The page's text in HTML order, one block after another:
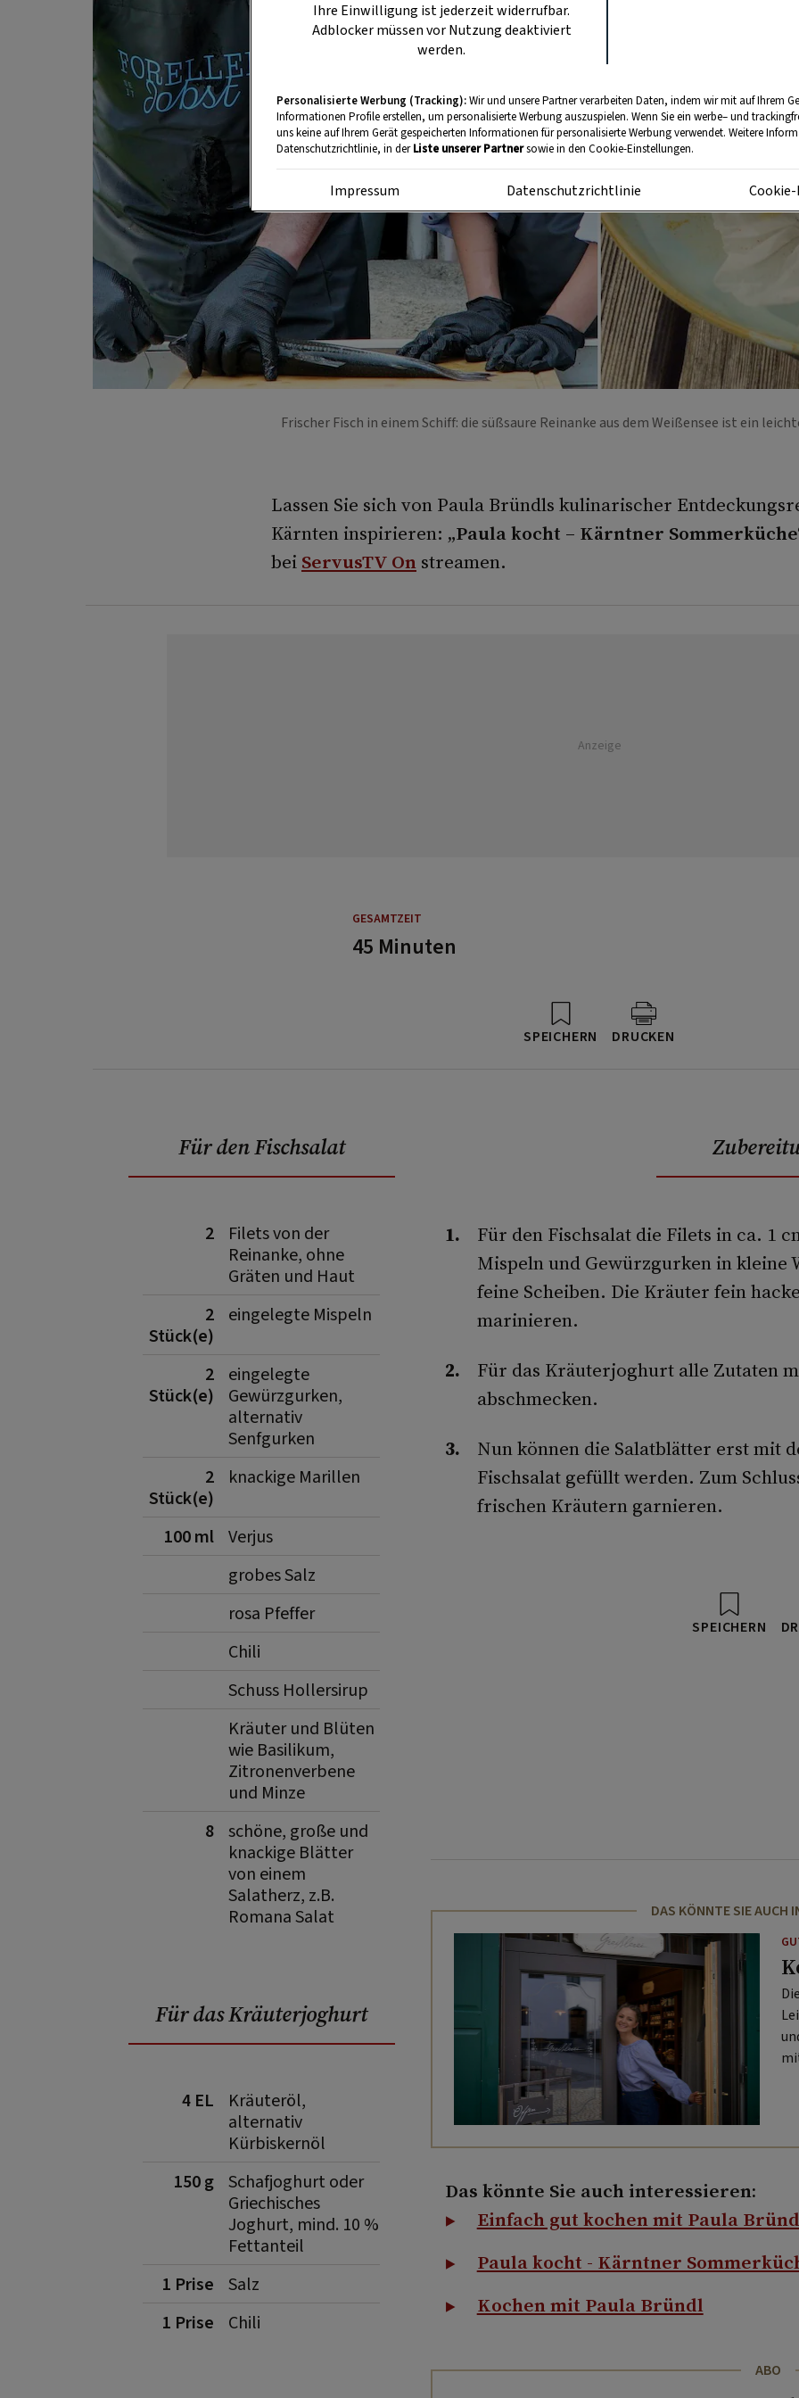
Frischer Fisch in einem Schiff: die süßsaure Reinanke aus dem Weißensee ist ein
Lassen Sie sich von Paula Bründls kulinarischer
Kärnten inspirieren: „Paula kocht – Kärntner
bei ServusTV On streamen.
Anzeige
GESAMTZEIT
45 Minuten
SPEICHERN DRUCKEN
Für den Fischsalat
2
Filets von der
Reinanke, ohne
Gräten und Haut
2
Stück(e)
eingelegte Mispeln
2
Stück(e)
eingelegte
Gewürzgurken,
alternativ
Senfgurken
2
Stück(e)
knackige Marillen
100 ml Verjus
grobes Salz
rosa Pfeffer
Chili
Schuss Hollersirup
Kräuter und Blüten
wie Basilikum,
Zitronenverbene
und Minze
8 schöne, große und
knackige Blätter
von einem
Salatherz, z.B.
Romana Salat
Für das Kräuterjoghurt
4 EL
Kräuteröl,
alternativ
Kürbiskernöl
150 g Schafjoghurt oder
Griechisches
Joghurt, mind. 10 %
Fettanteil
1 Prise
Salz
1 Prise
Chili
Für den Fischsalat die Filets in ca. 1
Mispeln und Gewürzgurken in
feine Scheiben. Die Kräuter fein
marinieren.
Für das Kräuterjoghurt alle Zutaten
abschmecken.
Nun können die Salatblätter erst mit
Fischsalat gefüllt werden. Zum
frischen Kräutern garnieren.
SPEICHERN
DAS KÖNNTE SIE AUCH
Das könnte Sie auch interessieren:
Einfach gut kochen mit Paula
Paula kocht - Kärntner
Kochen mit Paula Bründl
ABO
Ihre Einwilligung ist jederzeit widerrufbar.
Adblocker müssen vor Nutzung deaktiviert
werden.
Personalisierte Werbung (Tracking):Wir und unsere Partner verarbeiten Daten, indem wir mit auf Ihrem
Informationen Profile erstellen, um personalisierte Werbung auszuspielen. Wenn Sie ein werbe– und
uns keine auf Ihrem Gerät gespeicherten Informationen für personalisierte Werbung verwendet. Weitere
Datenschutzrichtlinie, in derListe unserer Partnersowie in den Cookie-Einstellungen.
Impressum Datenschutzrichtlinie